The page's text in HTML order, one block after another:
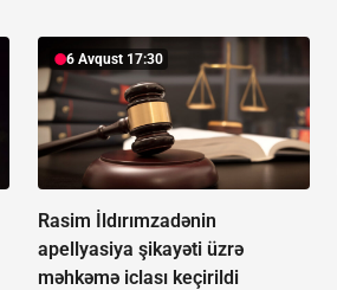
6 Avqust 17:30
Rasim İldırımzadənin
apellyasiya şikayəti üzrə
məhkəmə iclası keçirildi